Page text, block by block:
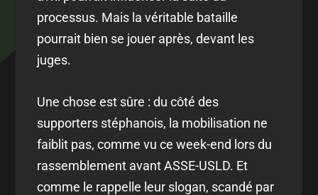
processus. Mais la véritable bataille
pourrait bien se jouer après, devant les
juges.
Une chose est sûre : du côté des
supporters stéphanois, la mobilisation ne
faiblit pas, comme vu ce week-end lors du
rassemblement avant ASSE-USLD. Et
comme le rappelle leur slogan, scandé par